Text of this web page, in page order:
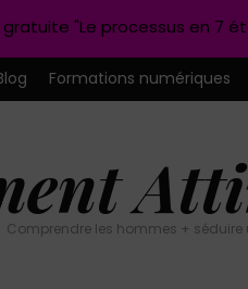
Formations numériques
Comprendre les hommes +
"Le processus en 7